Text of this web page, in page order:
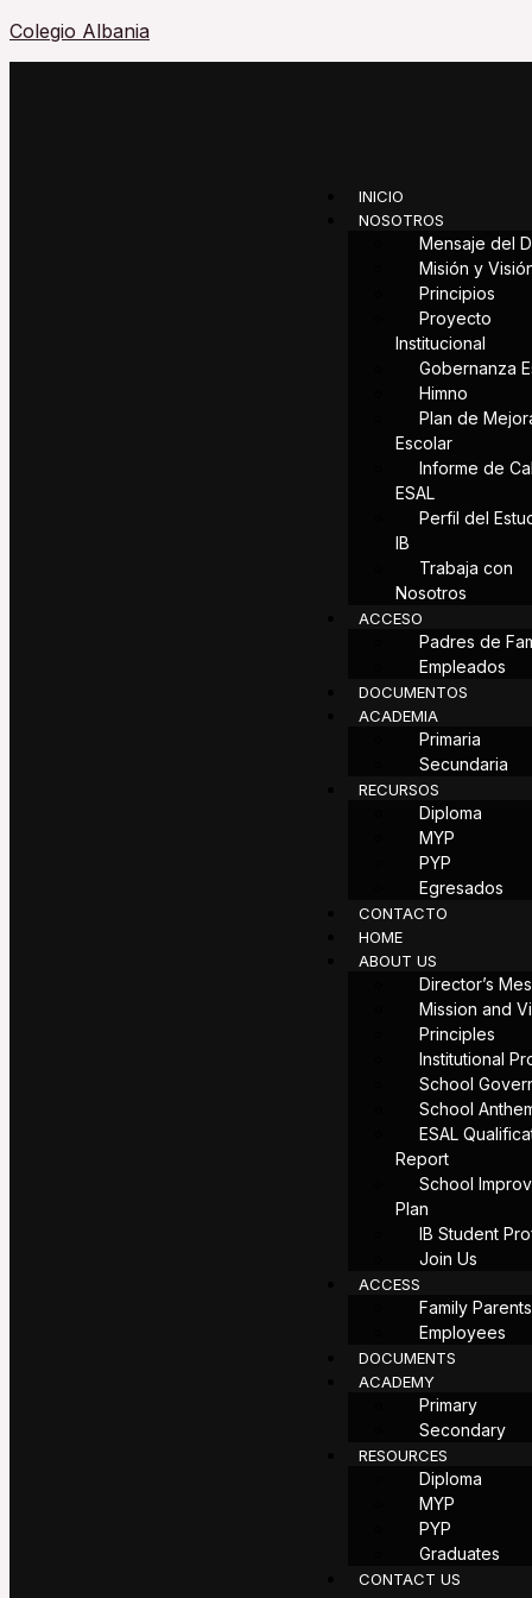
to
content
Colegio Albania
INICIO
NOSOTROS
Mensaje del
Misión y
Principios
Proyecto
Institucional
Gobernanza
Himno
Plan de
Escolar
Informe de
ESAL
Perfil del
IB
Trabaja con
Nosotros
ACCESO
Padres de
Empleados
DOCUMENTOS
ACADEMIA
Primaria
Secundaria
RECURSOS
Diploma
MYP
PYP
Egresados
CONTACTO
HOME
ABOUT US
Director’s
Mission and
Principles
Institutional
School
School
ESAL
Report
School
Plan
IB Student
Join Us
ACCESS
Family Parents
Employees
DOCUMENTS
ACADEMY
Primary
Secondary
RESOURCES
Diploma
MYP
PYP
Graduates
CONTACT US